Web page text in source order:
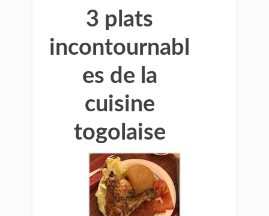
3 plats
incontournabl
es de la
cuisine
togolaise